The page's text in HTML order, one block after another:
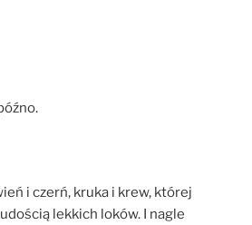
i czerń, kruka i krew, której
lekkich loków. I nagle